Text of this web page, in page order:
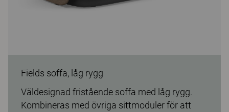
Fields soffa, låg rygg
Väldesignad fristående soffa med låg rygg.
Kombineras med övriga sittmoduler för att